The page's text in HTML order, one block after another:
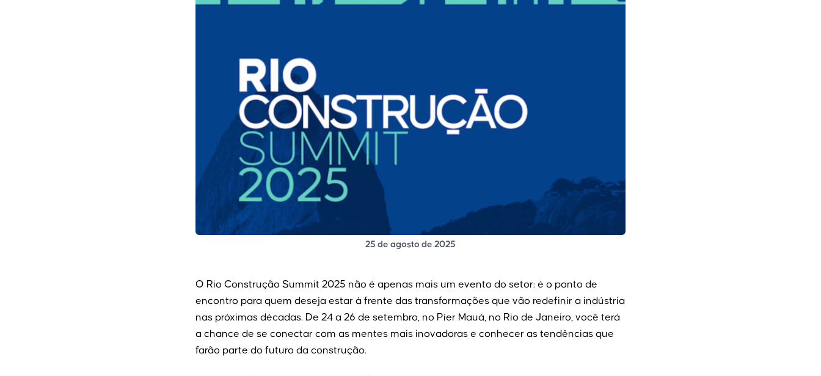
25 de agosto de 2025
O Rio Construção Summit 2025 não é apenas mais um evento do setor: é o ponto de
encontro para quem deseja estar à frente das transformações que vão redefinir a indústria
nas próximas décadas. De 24 a 26 de setembro, no Píer Mauá, no Rio de Janeiro, você terá
a chance de se conectar com as mentes mais inovadoras e conhecer as tendências que
farão parte do futuro da construção.